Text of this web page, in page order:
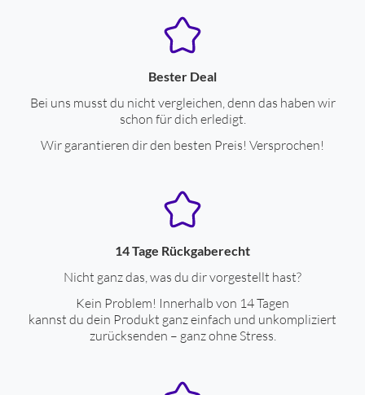
Bester Deal
Bei uns musst du nicht vergleichen, denn das haben wir
schon für dich erledigt.
Wir garantieren dir den besten Preis! Versprochen!
14 Tage Rückgaberecht
Nicht ganz das, was du dir vorgestellt hast?
Kein Problem! Innerhalb von 14 Tagen
kannst du dein Produkt ganz einfach und unkompliziert
zurücksenden – ganz ohne Stress.